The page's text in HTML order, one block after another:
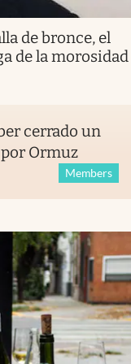
de bronce, el
de la morosidad
cerrado un
Ormuz
Members